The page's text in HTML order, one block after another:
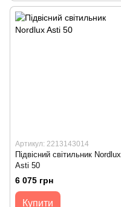
Артикул: 2213143014
Підвісний світильник Nordlux
Asti 50
6 075 грн
Купити